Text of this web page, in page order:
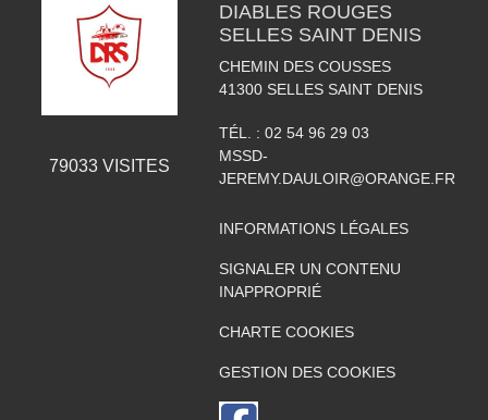
79033VISITES
DIABLES ROUGES
SELLES SAINT DENIS
CHEMIN DES COUSSES
41300 SELLES SAINT DENIS
TÉL. : 02 54 96 29 03
MSSD-
JEREMY.DAULOIR@ORANGE.FR
INFORMATIONS LÉGALES
SIGNALER UN CONTENU
INAPPROPRIÉ
CHARTE COOKIES
GESTION DES COOKIES